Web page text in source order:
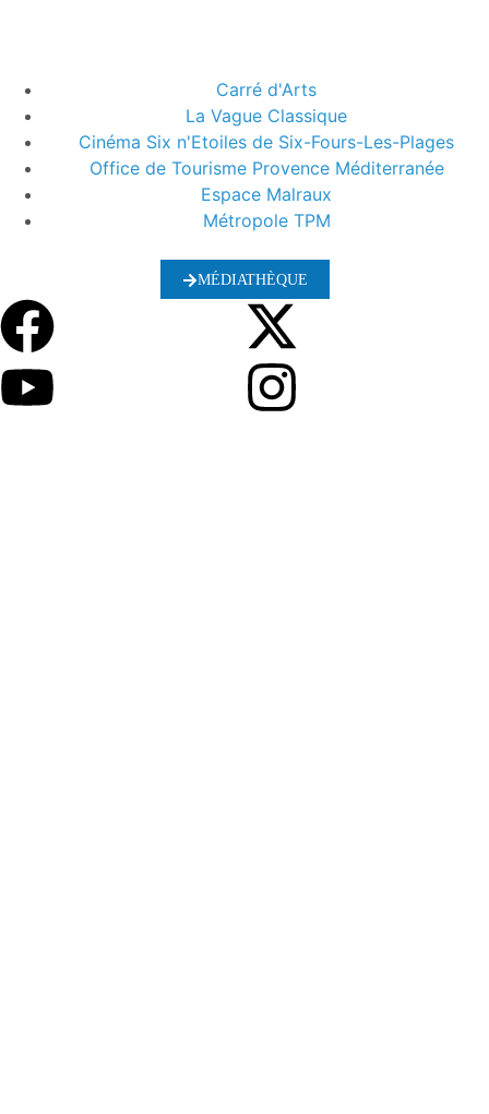
Carré d'Arts
La Vague Classique
Cinéma Six n'Etoiles de Six-Fours-Les-Plages
Office de Tourisme Provence Méditerranée
Espace Malraux
Métropole TPM
MÉDIATHÈQUE